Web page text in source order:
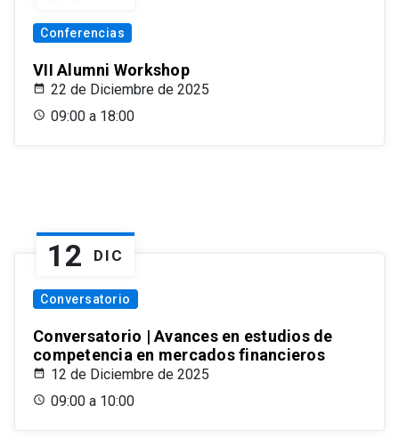
Conferencias
VII Alumni Workshop
22 de Diciembre de 2025
09:00 a 18:00
12 DIC
Conversatorio
Conversatorio | Avances en estudios de
competencia en mercados financieros
12 de Diciembre de 2025
09:00 a 10:00